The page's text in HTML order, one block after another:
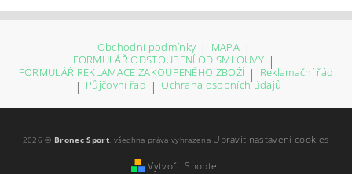
Obchodní podmínky | MAPA |
FORMULÁŘ ODSTOUPENÍ OD SMLOUVY |
FORMULÁŘ REKLAMACE ZAKOUPENÉHO ZBOŽÍ | Reklamační řád
| Půjčovní řád | Ochrana osobních údajů
2026 © Bronec Sport, všechna práva vyhrazena Upravit nastavení cookies
Vytvořil Shoptet